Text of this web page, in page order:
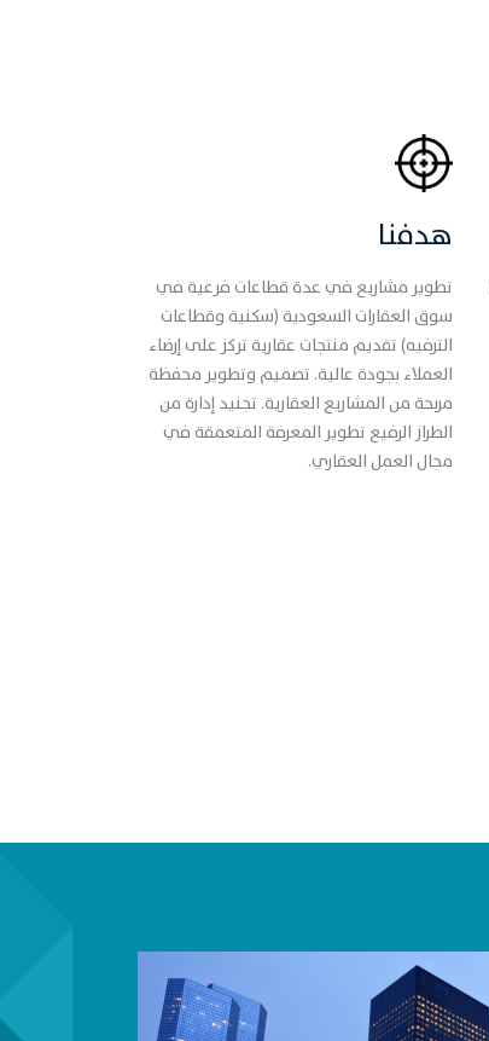
هدفنا
تطوير مشاريع في عدة قطاعات فرعية في
سوق العقارات السعودية (سكنية وقطاعات
الترفيه) تقديم منتجات عقارية تركز على إرضاء
العملاء بجودة عالية. تصميم وتطوير محفظة
مربحة من المشاريع العقارية. تجنيد إدارة من
الطراز الرفيع تطوير المعرفة المتعمقة في
مجال العمل العقاري.